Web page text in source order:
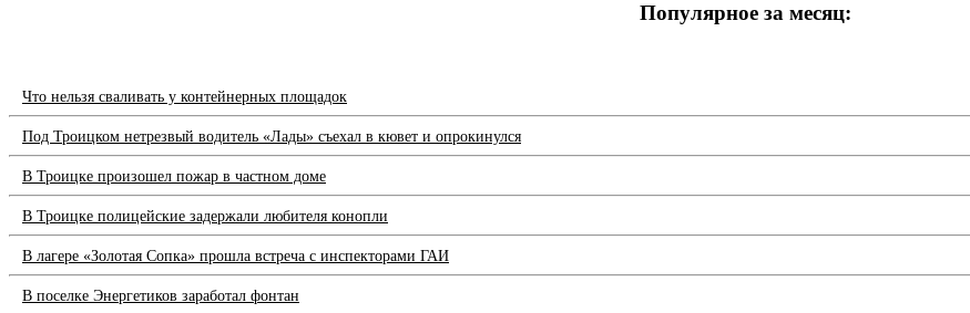
Популярное за месяц:
Что нельзя сваливать у контейнерных площадок
Под Троицком нетрезвый водитель «Лады» съехал в кювет и опрокинулся
В Троицке произошел пожар в частном доме
В Троицке полицейские задержали любителя конопли
В лагере «Золотая Сопка» прошла встреча с инспекторами ГАИ
В поселке Энергетиков заработал фонтан